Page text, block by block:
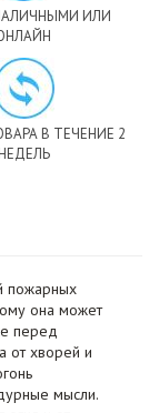
ИЛИ
В ТЕЧЕНИЕ 2
пожарных
она может
перед
от хворей и
мысли.